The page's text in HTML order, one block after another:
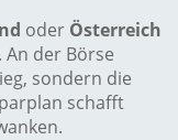
oder Österreich
der Börse
sondern die
schafft